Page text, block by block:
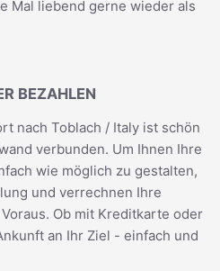
Mal liebend gerne wieder als
BEZAHLEN
nach Toblach / Italy ist schön
verbunden. Um Ihnen Ihre
wie möglich zu gestalten,
und verrechnen Ihre
Ob mit Kreditkarte oder
an Ihr Ziel - einfach und